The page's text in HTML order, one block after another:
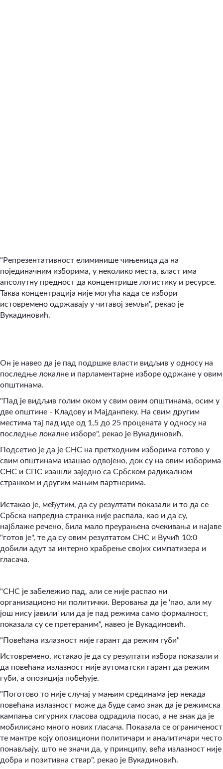
"Репрезентативност елиминише чињеница да на
појединачним изборима, у неколико места, власт има
апсолутну предност да концентрише логистику и ресурсе.
Таква концентрација није могућа када се избори
истовремено одржавају у читавој земљи", рекао је
Вукадиновић.
Он је навео да је пад подршке власти видљив у односу на
последње локалне и парламентарне изборе одржане у овим
општинама.
"Пад је видљив голим оком у свим овим општинама, осим у
две општине - Кладову и Мајданпеку. На свим другим
местима тај пад иде од 1,5 до 25 процената у односу на
последње локалне изборе", рекао је Вукадиновић.
Подсетио је да је СНС на претходним изборима готово у
свим општинама изашао одвојено, док су на овим изборима
СНС и СПС изашли заједно са Србском радикалном
странком и другим мањим партнерима.
Истакао је, међутим, да су резултати показали и то да се
Србска напредна странка није распала, као и да су,
најблаже речено, била мало преурањена очекивања и најаве
"готов је", те да су овим резултатом СНС и Вучић 10:0
добили адут за интерно храбрење својих симпатизера и
гласача.
"СНС је забележио пад, али се није распао ни
организационо ни политички. Веровања да је 'пао, али му
још нису јавили' или да је пад режима само формалност,
показала су се претераним", навео је Вукадиновић.
"Повећана излазност није гарант да режим губи"
Истовремено, истакао је да су резултати избора показали и
да повећана излазност није аутоматски гарант да режим
губи, а опозиција побеђује.
"Поготово то није случај у мањим срединама јер некада
повећана излазност може да буде само знак да је режимска
кампања сигурних гласова одрадила посао, а не знак да је
мобилисано много нових гласача. Показала се ограниченост
те мантре коју опозициони политичари и аналитичари често
понављају, што не значи да, у принципу, већа излазност није
добра и позитивна ствар", рекао је Вукадиновић.